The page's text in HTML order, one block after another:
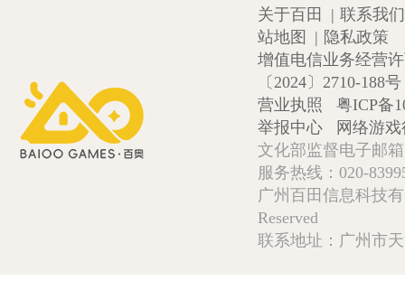
关于百田 | 联系我们
站地图
| 隐私政策
增值电信业务经营
〔2024〕2710-188号
营业执照
粤ICP备
举报中心
网络游
文化部监督电子邮
服务热线：020-
广州百田信息科技
Reserved
联系地址：广州市